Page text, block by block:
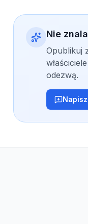
Nie
Opublikuj
odezwą.